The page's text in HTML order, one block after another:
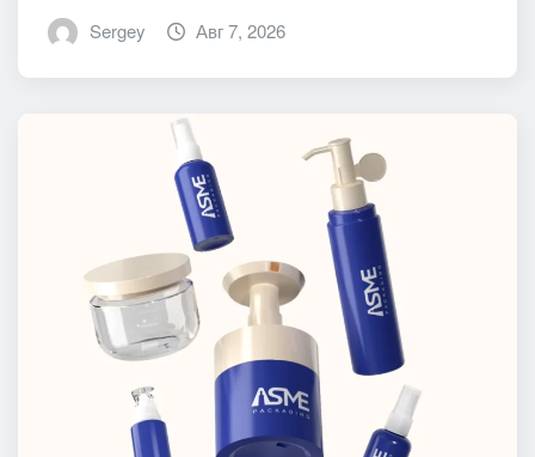
Sergey Авг 7, 2026